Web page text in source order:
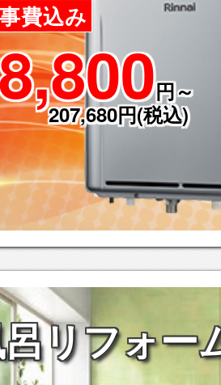
費込み
円～
円(税込)
リフォー